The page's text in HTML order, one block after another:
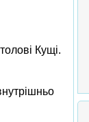
Кущі.